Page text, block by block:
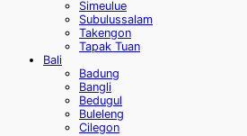
Simeulue
Subulussalam
Takengon
Tapak Tuan
Bali
Badung
Bangli
Bedugul
Buleleng
Cilegon